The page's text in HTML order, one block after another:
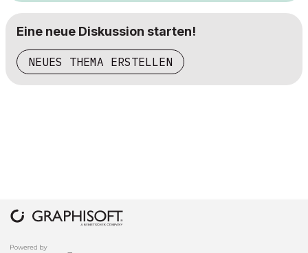
Eine neue Diskussion starten!
NEUES THEMA ERSTELLEN